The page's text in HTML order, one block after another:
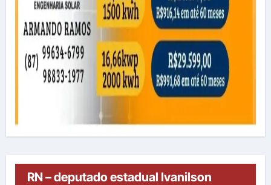
RN – deputado estadual Ivanilson